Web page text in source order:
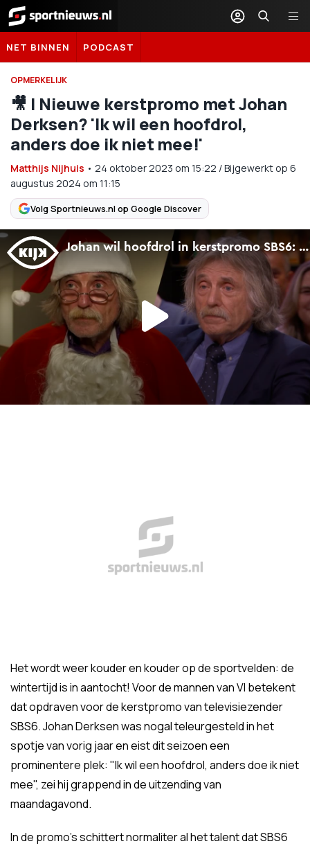
Sportnieuws.nl
NET BINNEN PODCAST
OPMERKELIJK
🎥 | Nieuwe kerstpromo met Johan
Derksen? 'Ik wil een hoofdrol,
anders doe ik niet mee!'
Matthijs Nijhuis • 24 oktober 2023 om 15:22 /Bijgewerkt op 6
augustus 2024 om 11:15
Volg Sportnieuws.nl op Google Discover
Het wordt weer kouder en kouder op de sportvelden: de
wintertijd is in aantocht! Voor de mannen van VI betekent
dat opdraven voor de kerstpromo van televisiezender
SBS6. Johan Derksen was nogal teleurgesteld in het
spotje van vorig jaar en eist dit seizoen een
prominentere plek: "Ik wil een hoofdrol, anders doe ik niet
mee", zei hij grappend in de uitzending van
maandagavond.
In de promo's schittert normaliter al het talent dat SBS6